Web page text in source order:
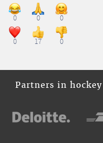
0 0 0
0 17 0
Partners in hockey